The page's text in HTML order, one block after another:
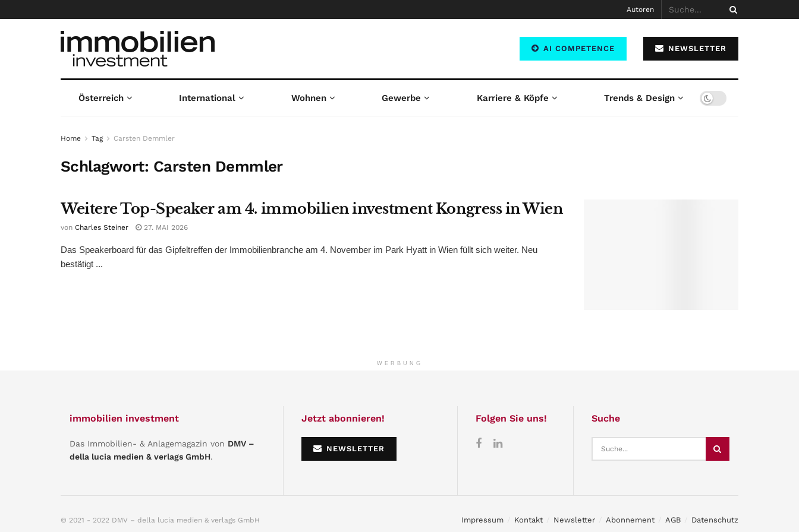
Autoren
AI COMPETENCE NEWSLETTER
Österreich International Wohnen Gewerbe Karriere & Köpfe Trends & Design
Home Tag Carsten Demmler
Schlagwort: Carsten Demmler
Weitere Top-Speaker am 4. immobilien investment Kongress in Wien
von Charles Steiner 27. MAI 2026
Das Speakerboard für das Gipfeltreffen der Immobilienbranche am 4. November im Park Hyatt in Wien füllt sich weiter. Neu
bestätigt ...
WERBUNG
immobilien investment
Das Immobilien- & Anlagemagazin von DMV –
della lucia medien & verlags GmbH.
Jetzt abonnieren!
NEWSLETTER
Folgen Sie uns! Suche
Impressum Kontakt Newsletter Abonnement AGB Datenschutz
© 2021 - 2022 DMV – della lucia medien & verlags GmbH